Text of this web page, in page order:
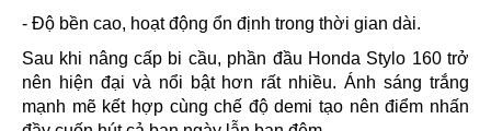
- Độ bền cao, hoạt động ổn định trong thời gian dài.
Sau khi nâng cấp bi cầu, phần đầu Honda Stylo 160 trở
nên hiện đại và nổi bật hơn rất nhiều. Ánh sáng trắng
mạnh mẽ kết hợp cùng chế độ demi tạo nên điểm nhấn